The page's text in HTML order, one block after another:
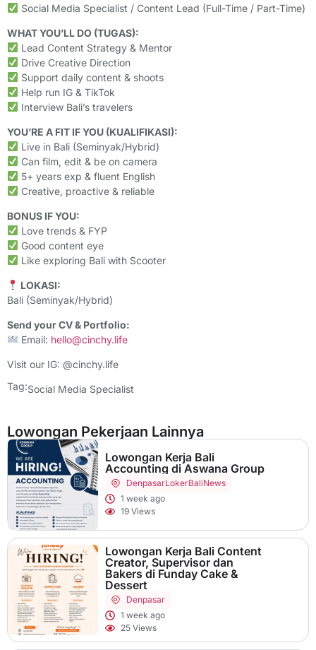
Social Media Specialist / Content Lead (Full-Time / Part-Time)
WHAT YOU’LL DO (TUGAS):
Lead Content Strategy & Mentor
Drive Creative Direction
Support daily content & shoots
Help run IG & TikTok
Interview Bali’s travelers
YOU’RE A FIT IF YOU (KUALIFIKASI):
Live in Bali (Seminyak/Hybrid)
Can film, edit & be on camera
5+ years exp & fluent English
Creative, proactive & reliable
BONUS IF YOU:
Love trends & FYP
Good content eye
Like exploring Bali with Scooter
LOKASI:
Bali (Seminyak/Hybrid)
Send your CV & Portfolio:
Email: hello@cinchy.life
Visit our IG: @cinchy.life
Tag:Social Media Specialist
Lowongan Pekerjaan Lainnya
Lowongan Kerja Bali
Accounting di Aswana Group
DenpasarLokerBaliNews
1 week ago
19 Views
Lowongan Kerja Bali Content
Creator, Supervisor dan
Bakers di Funday Cake &
Dessert
Denpasar
1 week ago
25 Views